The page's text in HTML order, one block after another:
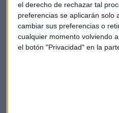
el derecho de rechazar tal
preferencias se aplicarán solo
cambiar sus preferencias o
cualquier momento volviendo
el botón "Privacidad" en la